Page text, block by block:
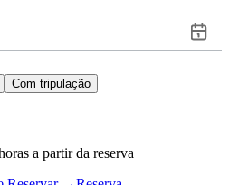
Com tripulação
a partir da reserva